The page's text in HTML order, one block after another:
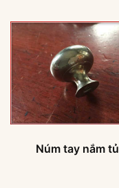
Núm tay nắm tủ